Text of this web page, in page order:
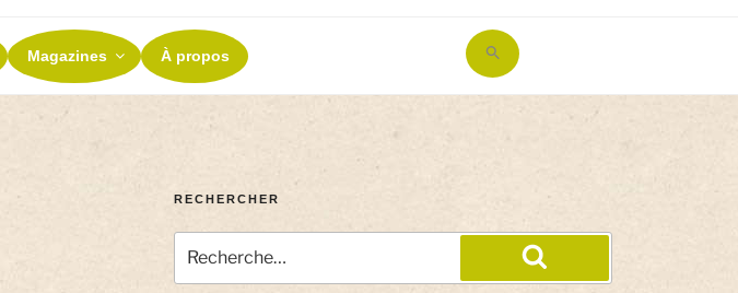
Magazines À propos
Search
for:
RECHERCHER